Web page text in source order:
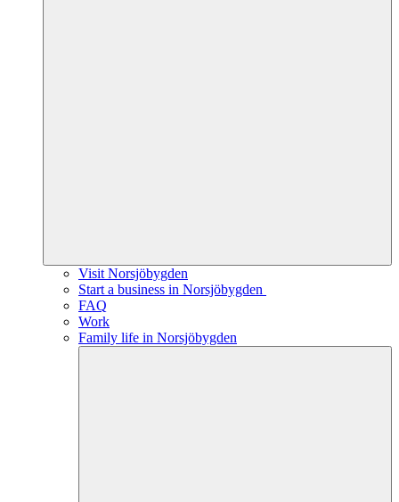
Visit Norsjöbygden
Start a business in Norsjöbygden
FAQ
Work
Family life in Norsjöbygden